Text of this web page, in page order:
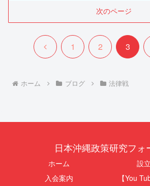
次のページ
前
1 2 3
ホーム ブログ 法律戦
日本沖縄政策研究フォ
ホーム
設
入会案内
【You